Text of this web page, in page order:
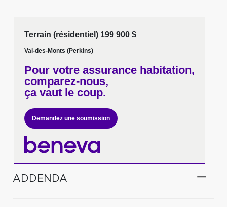
Terrain (résidentiel) 199 900 $
Val-des-Monts (Perkins)
Pour votreassurance habitation,
comparez-nous,
ça vaut le coup.
Demandez une soumission
ADDENDA